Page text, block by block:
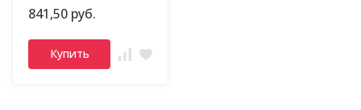
841,50 руб.
Купить